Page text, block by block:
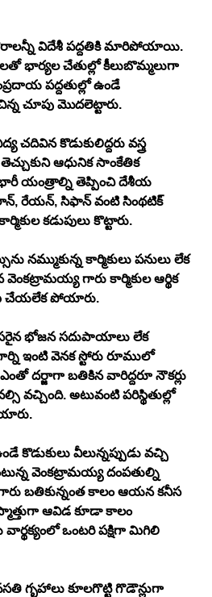
విదేశీ పద్దతికి మారిపోయాయి.
భార్యల చేతుల్లో కీలుబొమ్మలుగా
పద్దతుల్లో ఉండే
చూపు మొదలెట్టారు.
చదివిన కొడుకులిద్దరు వస్త్ర
ఆధునిక సాంకేతిక
యంత్రాల్ని తెప్పించి దేశీయ
రేయన్, సిఫాన్ వంటి సింథటిక్
కడుపులు కొట్టారు.
నమ్ముకున్న కార్మికులు పనులు లేక
వెంకట్రామయ్య గారు కార్మికుల ఆర్థిక
చేయలేక పోయారు.
సరైన భోజన సదుపాయాలు లేక
ఇంటి వెనక స్టోరు రూములో
దర్జాగా బతికిన వారిద్దరూ నౌకర్లు
వచ్చింది. అటువంటి పరిస్థితుల్లో
కొడుకులు వీలున్నప్పుడు వచ్చి
వెంకట్రామయ్య దంపతుల్ని
బతికున్నంత కాలం ఆయన కనీస
ఆవిడ కూడా కాలం
ఒంటరి పక్షిగా మిగిలి
గృహాలు కూలగొట్టి గొడౌన్లుగా